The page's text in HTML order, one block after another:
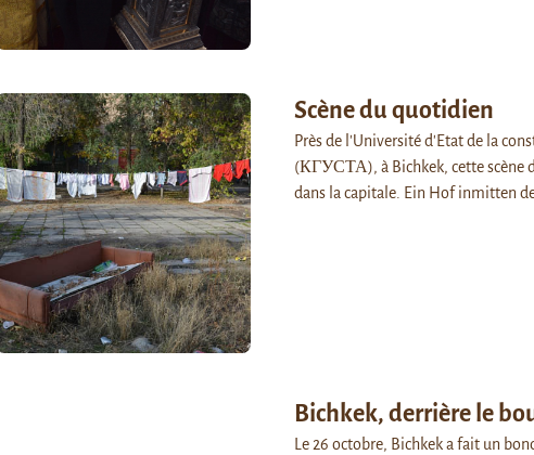
Scène du quotidien
Près de l'Université d'Etat de la
(КГУСТА), à Bichkek, cette scène
dans la capitale. Ein Hof inmitten
Bichkek, derrière le
Le 26 octobre, Bichkek a fait un